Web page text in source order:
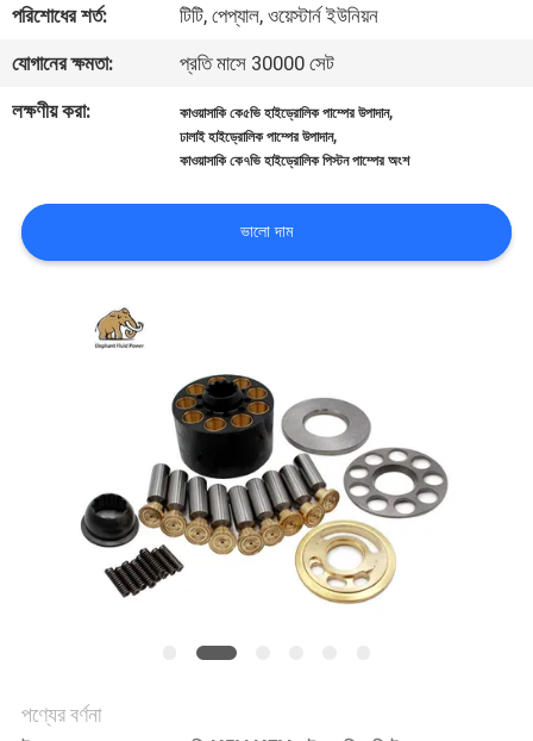
যোগাযোগ
করুন
কেস
POLICY
পরিশোধের শর্ত:
টিটি, পেপ্যাল, ওয়েস্টার্ন ইউনিয়ন
যোগানের ক্ষমতা:
প্রতি মাসে 30000 সেট
লক্ষণীয় করা:
কাওয়াসাকি কে৫ভি হাইড্রোলিক পাম্পের উপাদান,
ঢালাই হাইড্রোলিক পাম্পের উপাদান,
কাওয়াসাকি কে৭ভি হাইড্রোলিক পিস্টন পাম্পের অংশ
ভালো দাম
পণ্যের বর্ণনা